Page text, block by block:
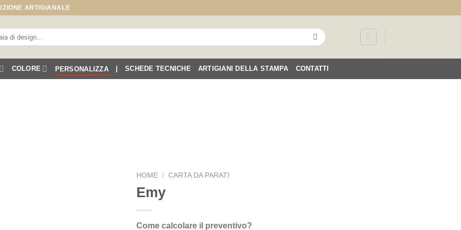
ARTIGIANALE
COLORE PERSONALIZZA SCHEDE TECNICHE ARTIGIANI DELLA STAMPA CONTATTI
HOME / CARTA DA PARATI
Emy
Come calcolare il preventivo?